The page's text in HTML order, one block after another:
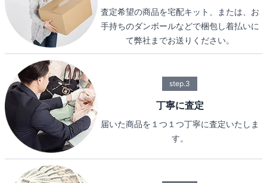
査定希望の商品を宅配キット、または、お
手持ちのダンボールなどで梱包し着払いに
て弊社までお送りください。
step.3
丁寧に査定
届いた商品を１つ１つ丁寧に査定いたしま
す。